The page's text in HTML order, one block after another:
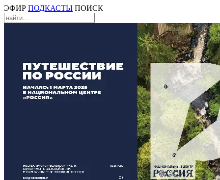
ЭФИР ПОДКАСТЫ ПОИСК